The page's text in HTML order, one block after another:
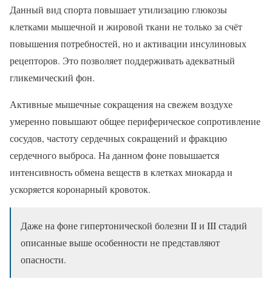
Данный вид спорта повышает утилизацию глюкозы
клетками мышечной и жировой ткани не только за счёт
повышения потребностей, но и активации инсулиновых
рецепторов. Это позволяет поддерживать адекватный
гликемический фон.
Активные мышечные сокращения на свежем воздухе
умеренно повышают общее периферическое сопротивление
сосудов, частоту сердечных сокращений и фракцию
сердечного выброса. На данном фоне повышается
интенсивность обмена веществ в клетках миокарда и
ускоряется коронарный кровоток.
Даже на фоне гипертонической болезни II и III стадий
описанные выше особенности не представляют
опасности.